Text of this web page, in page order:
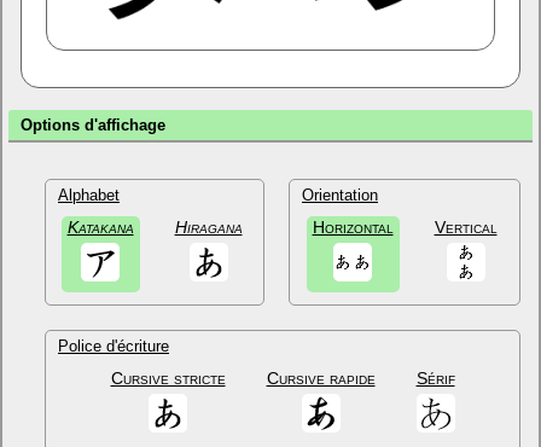
Options d'affichage
Alphabet
Katakana Hiragana
Orientation
Horizontal Vertical
Police d'écriture
Cursive stricte Cursive rapide Sérif